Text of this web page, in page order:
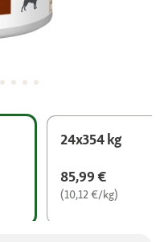
24x354 kg
85,99 €
(10,12 €/kg)